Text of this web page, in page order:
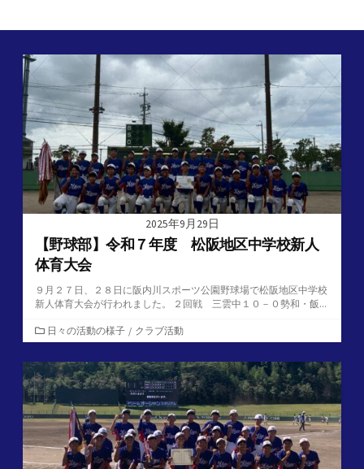
2025年9月29日
【野球部】令和７年度 松阪地区中学校新人
体育大会
９月２７日、２８日に阪内川スポーツ公園野球場で松阪地区中学校
新人体育大会が行われました。 ２回戦 三雲中１０－０勢和・飯...
カ
テ
ゴ
リ
ー
日々の活動の様子 / クラブ活動